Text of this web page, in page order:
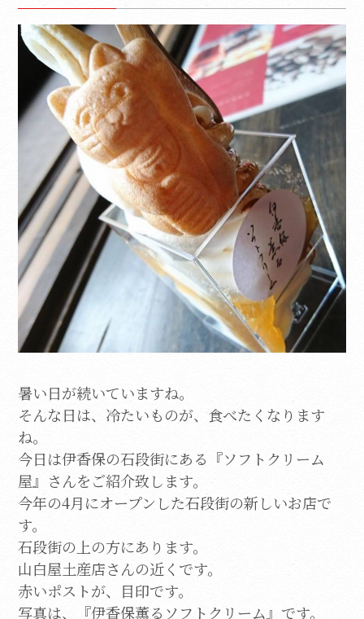
暑い日が続いていますね。
そんな日は、冷たいものが、食べたくなります
ね。
今日は伊香保の石段街にある『ソフトクリーム
屋』さんをご紹介致します。
今年の4月にオープンした石段街の新しいお店で
す。
石段街の上の方にあります。
山白屋土産店さんの近くです。
赤いポストが、目印です。
写真は、『伊香保薫るソフトクリーム』です。